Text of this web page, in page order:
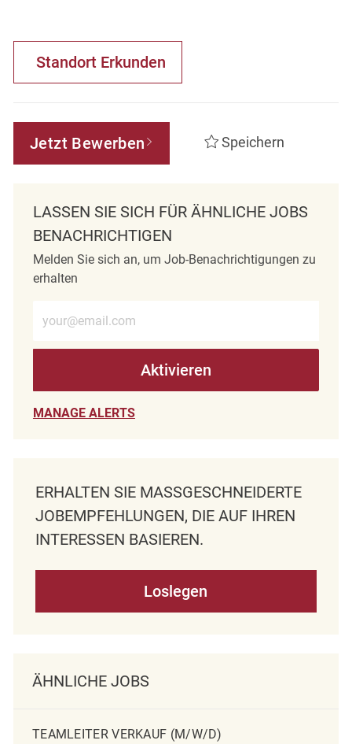
Standort Erkunden
Jetzt Bewerben Speichern
LASSEN SIE SICH FÜR ÄHNLICHE JOBS
BENACHRICHTIGEN
Melden Sie sich an, um Job-Benachrichtigungen zu
erhalten
Aktivieren
MANAGE ALERTS
ERHALTEN SIE MASSGESCHNEIDERTE J
OBEMPFEHLUNGEN, DIE AUF IHREN I
NTERESSEN BASIEREN.
Loslegen
ÄHNLICHE JOBS
TEAMLEITER VERKAUF (M/W/D)